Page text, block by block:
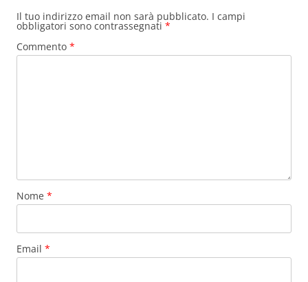
Il tuo indirizzo email non sarà pubblicato. I campi
obbligatori sono contrassegnati *
Commento *
Nome *
Email *